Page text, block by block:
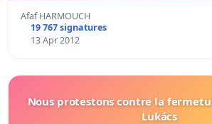
Afaf HARMOUCH
19 767 signatures
13 Apr 2012
Nous protestons contre la
Lukács